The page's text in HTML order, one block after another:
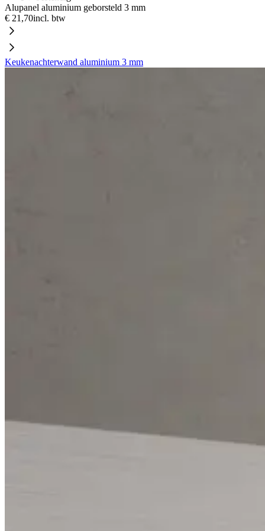
Alupanel aluminium geborsteld 3 mm
€ 21,70incl. btw
Keukenachterwand aluminium 3 mm